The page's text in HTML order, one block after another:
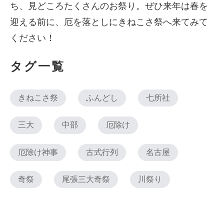
ち、見どころたくさんのお祭り。ぜひ来年は春を
迎える前に、厄を落としにきねこさ祭へ来てみて
ください！
タグ一覧
きねこさ祭 ふんどし 七所社
三大 中部 厄除け
厄除け神事 古式行列 名古屋
奇祭 尾張三大奇祭 川祭り